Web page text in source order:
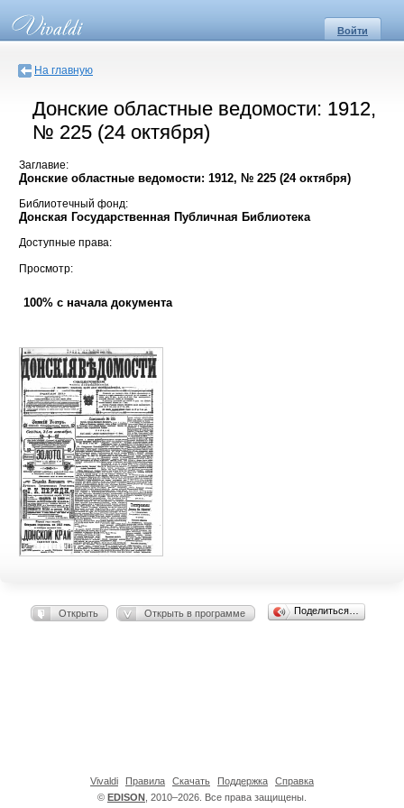
Войти
На главную
Донские областные ведомости: 1912,
№ 225 (24 октября)
Заглавие:
Донские областные ведомости: 1912, № 225 (24 октября)
Библиотечный фонд:
Донская Государственная Публичная Библиотека
Доступные права:
Просмотр:
100% с начала документа
Открыть Открыть в программе Поделиться…
© EDISON , 2010–2026. Все права защищены.
Vivaldi Правила Скачать Поддержка Справка